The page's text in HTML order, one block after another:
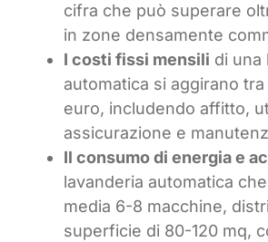
cifra che può superare
in zone densamente
I costi fissi mensili di una
automatica si aggirano
euro, includendo affitto,
assicurazione e
Il consumo di energia e
lavanderia automatica
media 6-8 macchine,
superficie di 80-120 mq,